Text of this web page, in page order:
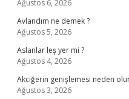
Ağustos 6, 2026
Avlandım ne demek ?
Ağustos 5, 2026
Aslanlar leş yer mi ?
Ağustos 4, 2026
Akciğerin genişlemesi neden
Ağustos 3, 2026